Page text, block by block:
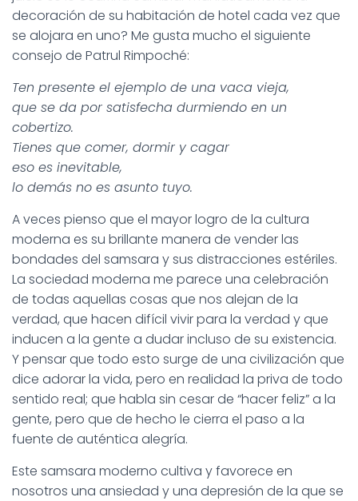
decoración de su habitación de hotel cada vez que
se alojara en uno? Me gusta mucho el siguiente
consejo de Patrul Rimpoché:
Ten presente el ejemplo de una vaca vieja,
que se da por satisfecha durmiendo en un
cobertizo.
Tienes que comer, dormir y cagar
eso es inevitable,
lo demás no es asunto tuyo.
A veces pienso que el mayor logro de la cultura
moderna es su brillante manera de vender las
bondades del samsara y sus distracciones estériles.
La sociedad moderna me parece una celebración
de todas aquellas cosas que nos alejan de la
verdad, que hacen difícil vivir para la verdad y que
inducen a la gente a dudar incluso de su existencia.
Y pensar que todo esto surge de una civilización que
dice adorar la vida, pero en realidad la priva de todo
sentido real; que habla sin cesar de “hacer feliz” a la
gente, pero que de hecho le cierra el paso a la
fuente de auténtica alegría.
Este samsara moderno cultiva y favorece en
nosotros una ansiedad y una depresión de la que se